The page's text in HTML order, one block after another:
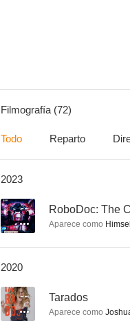
7.9
Filmografía (72)
Todo Reparto
2023
-- RoboDoc: The
Aparece como
2020
-- Tarados
Aparece como